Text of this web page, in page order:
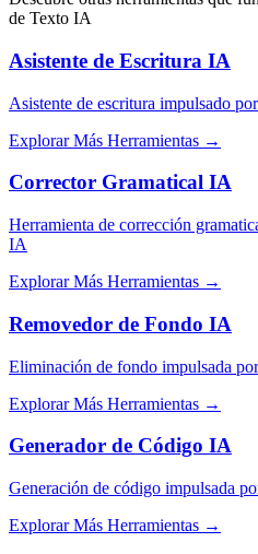
de Texto IA
Asistente de Escritura IA
Asistente de escritura impulsado
Explorar Más Herramientas →
Corrector Gramatical IA
Herramienta de corrección
IA
Explorar Más Herramientas →
Removedor de Fondo IA
Eliminación de fondo impulsada
Explorar Más Herramientas →
Generador de Código IA
Generación de código impulsada
Explorar Más Herramientas →